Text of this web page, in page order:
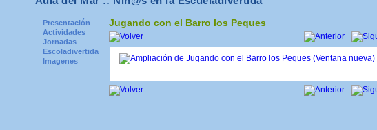
Presentación
Actividades
Jornadas
Escoladivertida
Imagenes
Jugando con el Barro los Peques